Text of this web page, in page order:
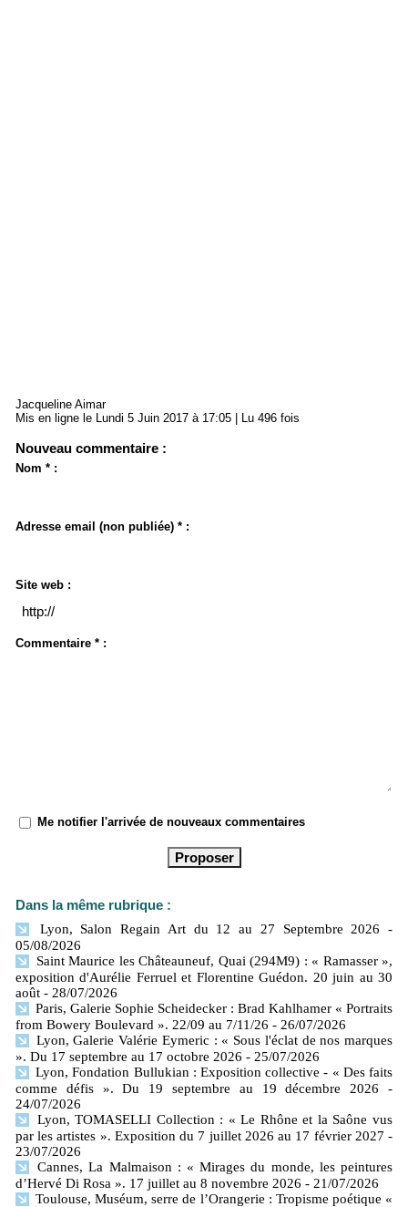
Jacqueline Aimar
Mis en ligne le Lundi 5 Juin 2017 à 17:05 | Lu 496 fois
Nouveau commentaire :
Nom * :
Adresse email (non publiée) * :
Site web :
Commentaire * :
Me notifier l'arrivée de nouveaux commentaires
Dans la même rubrique :
Lyon, Salon Regain Art du 12 au 27 Septembre 2026
-
05/08/2026
Saint Maurice les Châteauneuf, Quai (294M9) : « Ramasser »,
exposition d'Aurélie Ferruel et Florentine Guédon. 20 juin au 30
août - 28/07/2026
Paris, Galerie Sophie Scheidecker : Brad Kahlhamer « Portraits
from Bowery Boulevard ». 22/09 au 7/11/26 - 26/07/2026
Lyon, Galerie Valérie Eymeric : « Sous l'éclat de nos marques
». Du 17 septembre au 17 octobre 2026 - 25/07/2026
Lyon, Fondation Bullukian : Exposition collective - « Des faits
comme défis ». Du 19 septembre au 19 décembre 2026
-
24/07/2026
Lyon, TOMASELLI Collection : « Le Rhône et la Saône vus
par les artistes ». Exposition du 7 juillet 2026 au 17 février 2027 -
23/07/2026
Cannes, La Malmaison : « Mirages du monde, les peintures
d’Hervé Di Rosa ». 17 juillet au 8 novembre 2026 - 21/07/2026
Toulouse, Muséum, serre de l’Orangerie : Tropisme poétique «